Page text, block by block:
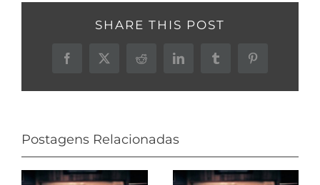
SHARE THIS POST
Facebook
X Reddit LinkedInTumblr Pinterest
Postagens Relacionadas